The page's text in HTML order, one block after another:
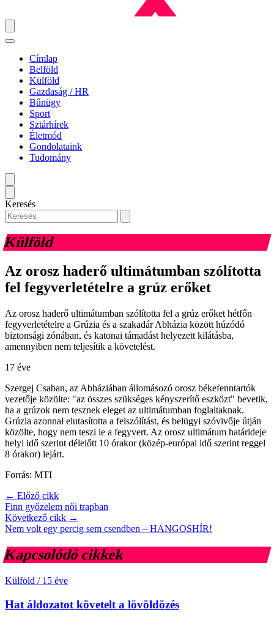
Címlap
Belföld
Külföld
Gazdaság / HR
Bűnügy
Sport
Sztárhírek
Életmód
Gondolataink
Tudomány
Keresés
Külföld
Az orosz haderő ultimátumban szólította
fel fegyverletételre a grúz erőket
Az orosz haderő ultimátumban szólította fel a grúz erőket hétfőn
fegyverletételre a Grúzia és a szakadár Abházia között húzódó
biztonsági zónában, és katonai támadást helyezett kilátásba,
amennyiben nem teljesítik a követelést.
17 éve
Szergej Csaban, az Abháziában állomásozó orosz békefenntartók
vezetője közölte: "az összes szükséges kényszerítő eszközt" bevetik,
ha a grúzok nem tesznek eleget az ultimátumban foglaltaknak.
Grúzia azonnal elutasította a felszólítást, és belügyi szóvivője útján
közölte, hogy nem teszi le a fegyvert. Az orosz ultimátum határideje
helyi idő szerint délelőtt 10 órakor (közép-európai idő szerint reggel
8 órakor) lejárt.
Forrás: MTI
← Előző cikk
Finn győzelem női trapban
Következő cikk →
Nem volt egy percig sem csendben – HANGOSHÍR!
Kapcsolódó cikkek
Külföld / 15 éve
Hat áldozatot követelt a lövöldözés